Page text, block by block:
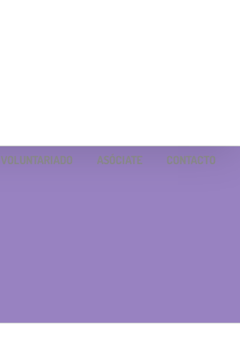
VOLUNTARIADO ASÓCIATE CONTACTO